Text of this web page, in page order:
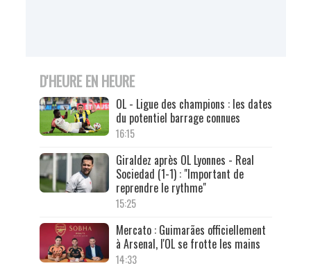
D'HEURE EN HEURE
OL - Ligue des champions : les dates
du potentiel barrage connues
16:15
Giraldez après OL Lyonnes - Real
Sociedad (1-1) : "Important de
reprendre le rythme"
15:25
Mercato : Guimarães officiellement
à Arsenal, l'OL se frotte les mains
14:33